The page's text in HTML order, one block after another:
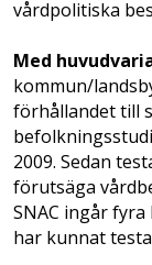
vårdpolitiska
Med
kommun/
förhållandet till
2009. Sedan
förutsäga
SNAC ingår
har kunnat